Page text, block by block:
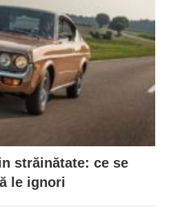
străinătate: ce se
le ignori